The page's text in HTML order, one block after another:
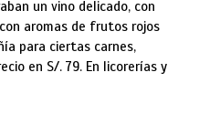
un vino delicado, con
aromas de frutos rojos
para ciertas carnes,
en S/. 79. En licorerías y